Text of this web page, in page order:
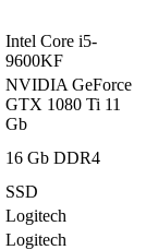
Intel Core i5-
9600KF
NVIDIA GeForce
GTX 1080 Ti 11
Gb
16 Gb DDR4
SSD
Logitech
Logitech